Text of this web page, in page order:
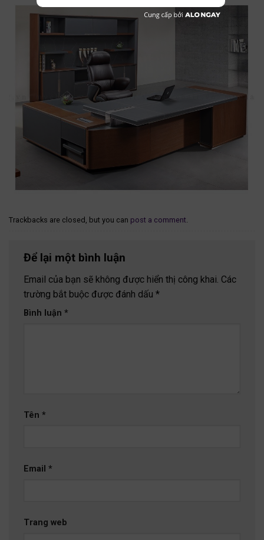
Trackbacks are closed, but you can post a comment.
Để lại một bình luận
Email của bạn sẽ không được hiển thị công khai. Các
trường bắt buộc được đánh dấu *
Bình luận *
Tên *
Email *
Trang web